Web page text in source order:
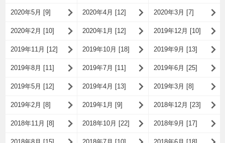
2020年5月 [9] 2020年4月 [12] 2020年3月 [7]
2020年2月 [10] 2020年1月 [12] 2019年12月 [10]
2019年11月 [12] 2019年10月 [18] 2019年9月 [13]
2019年8月 [11] 2019年7月 [11] 2019年6月 [25]
2019年5月 [12] 2019年4月 [13] 2019年3月 [8]
2019年2月 [8] 2019年1月 [9] 2018年12月 [23]
2018年11月 [8] 2018年10月 [22] 2018年9月 [17]